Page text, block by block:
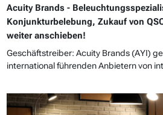
Acuity Brands -
Konjunkturbelebung, Zukauf von
weiter anschieben!
Geschäftstreiber: Acuity Brands (AYI)
international führenden Anbietern von